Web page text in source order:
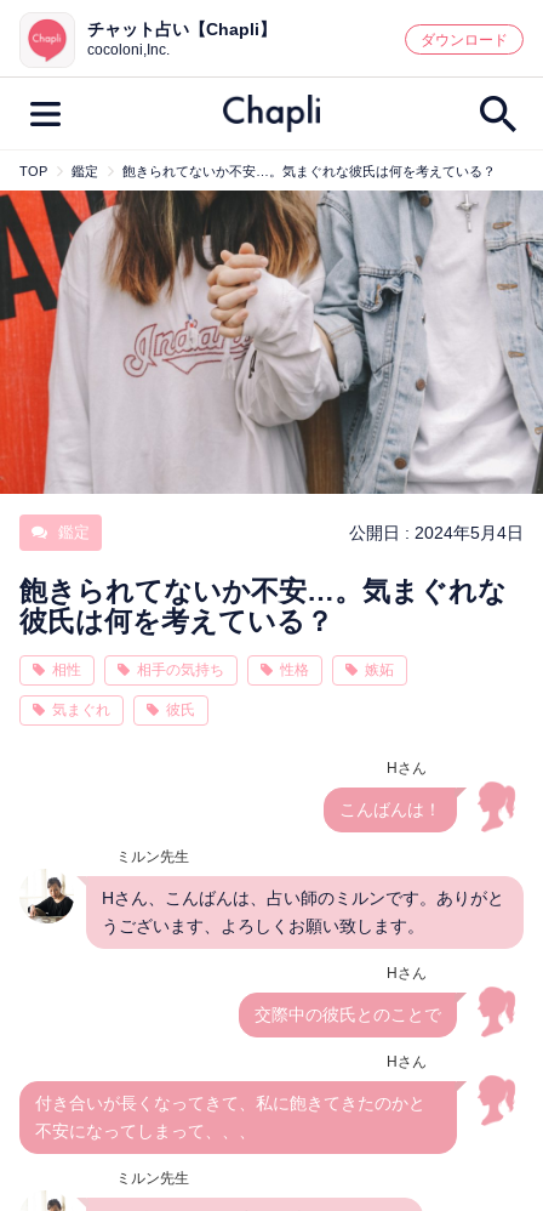
鑑定記事・占い師検索
最新記事一覧
人気記事一覧
カテゴリー別
占い師 キャンペーン
キーワード別
時期
今週の運勢 彼氏 片思い 結婚
相性
チャット占い【Chapli】
cocoloni,Inc.
ダウンロード
TOP 鑑定 飽きられてないか不安…。気まぐれな彼氏は何を考えている？
鑑定 公開日 : 2024年5月4日
飽きられてないか不安…。気まぐれな
彼氏は何を考えている？
相性 相手の気持ち 性格 嫉妬
気まぐれ 彼氏
Hさん
こんばんは！
ミルン先生
Hさん、こんばんは、占い師のミルンです。ありがと
うございます、よろしくお願い致します。
Hさん
交際中の彼氏とのことで
Hさん
付き合いが長くなってきて、私に飽きてきたのかと
不安になってしまって、、、
ミルン先生